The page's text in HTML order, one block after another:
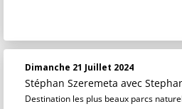
Dimanche 21 Juillet 2024
Stéphan Szeremeta avec
Destination les plus beaux parcs